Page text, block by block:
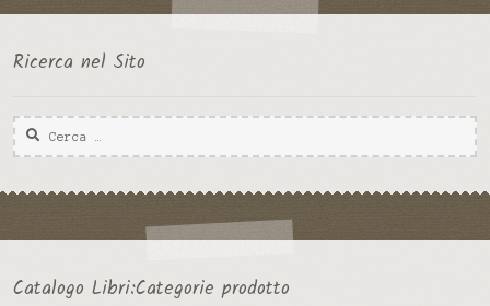
Ricerca nel Sito
Ricerca
per:
Catalogo Libri:Categorie prodotto